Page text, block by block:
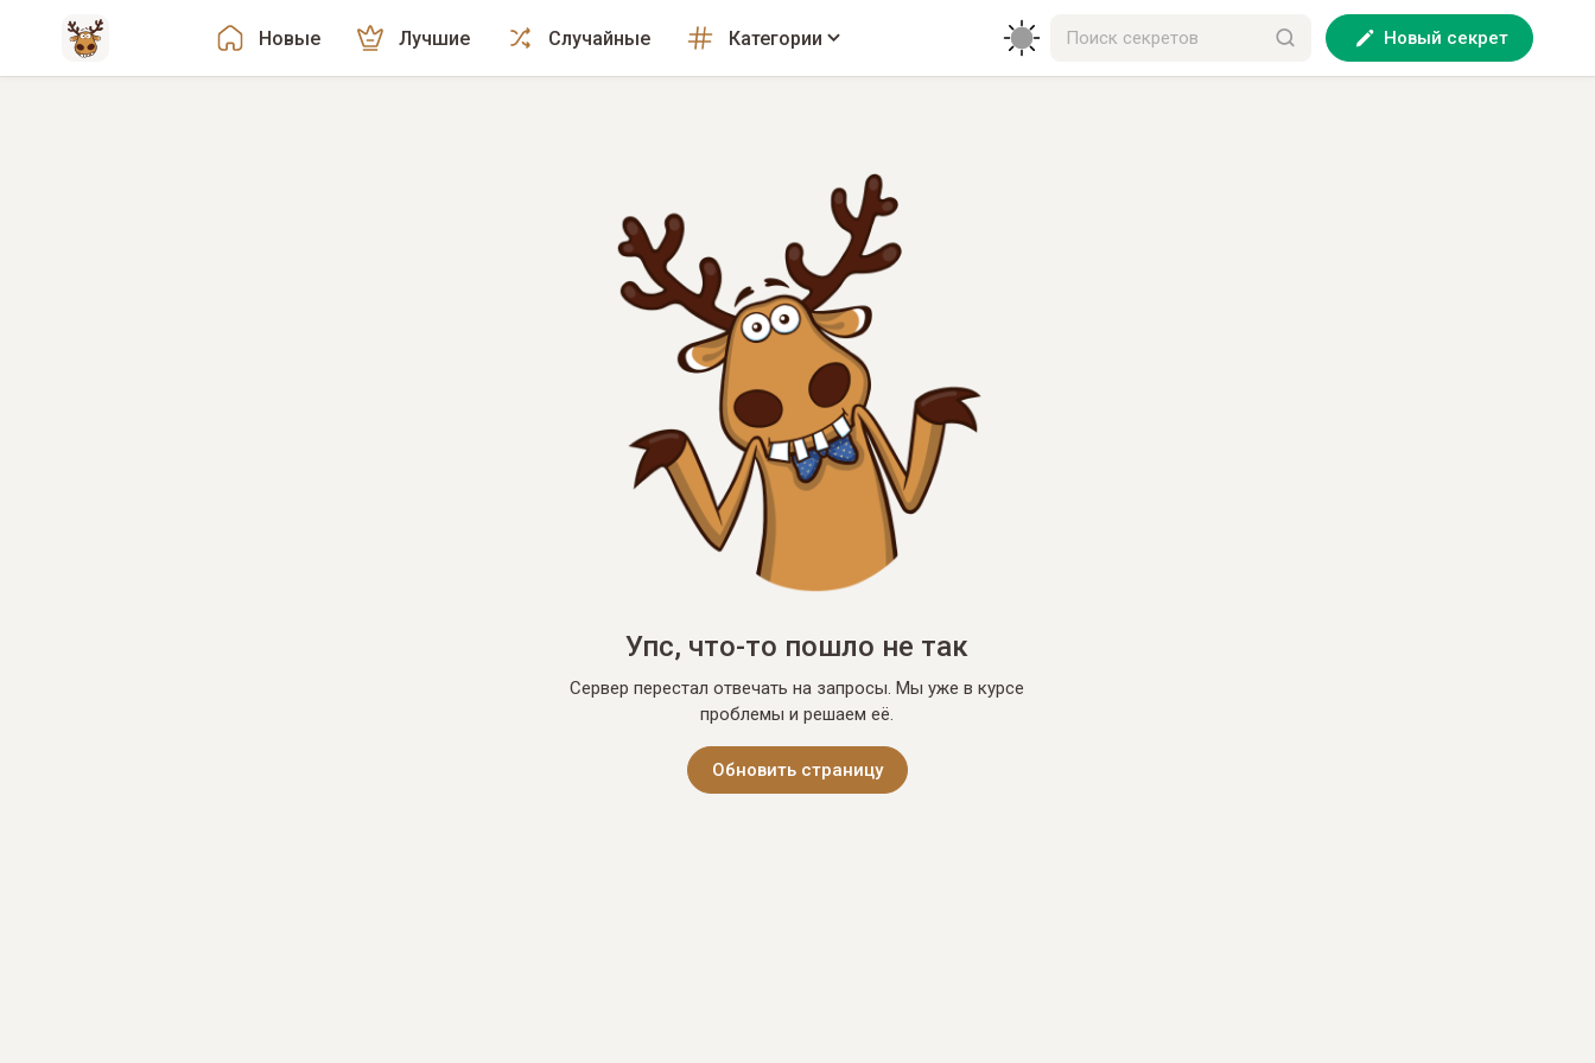
Новые Лучшие Случайные Категории Новый секрет
Упс, что-то пошло не так
Сервер перестал отвечать на запросы. Мы уже в курсе
проблемы и решаем её.
Обновить страницу